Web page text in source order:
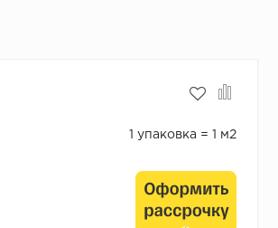
1 упаковка = 1 м2